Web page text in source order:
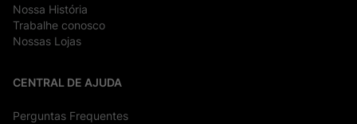
Nossa História
Trabalhe conosco
Nossas Lojas
CENTRAL DE AJUDA
Perguntas Frequentes